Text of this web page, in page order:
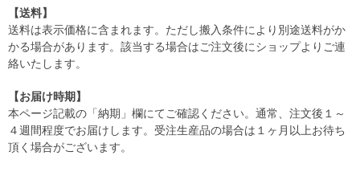
【送料】
送料は表示価格に含まれます。ただし搬入条件により別途送料がか
かる場合があります。該当する場合はご注文後にショップよりご連
絡いたします。
【お届け時期】
本ページ記載の「納期」欄にてご確認ください。通常、注文後１～
４週間程度でお届けします。受注生産品の場合は１ヶ月以上お待ち
頂く場合がございます。